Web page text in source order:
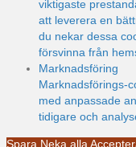
viktigaste
att leverera en
du nekar dessa
försvinna från
Marknadsföring
Marknadsförings-
med anpassade
tidigare och
Spara Neka alla